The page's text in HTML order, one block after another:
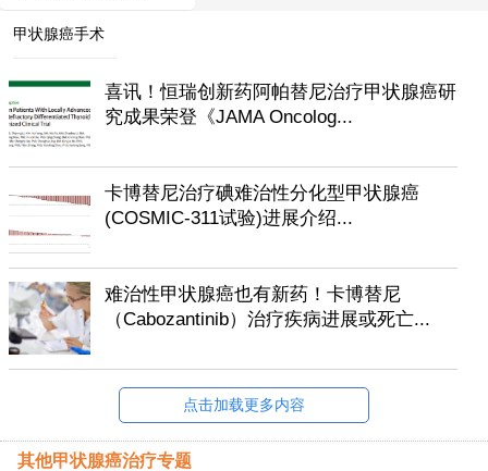
甲状腺癌手术
喜讯！恒瑞创新药阿帕替尼治疗甲状腺癌研
究成果荣登《JAMA Oncolog...
卡博替尼治疗碘难治性分化型甲状腺癌
(COSMIC-311试验)进展介绍...
难治性甲状腺癌也有新药！卡博替尼
（Cabozantinib）治疗疾病进展或死亡...
点击加载更多内容
其他甲状腺癌治疗专题